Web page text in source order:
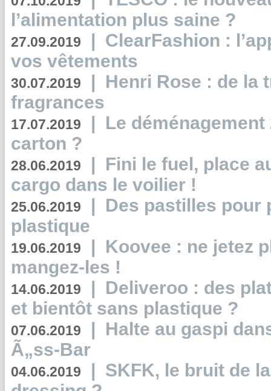
l’alimentation plus saine ?
27.09.2019 | ClearFashion :
vos vêtements
30.07.2019 | Henri Rose : de la
fragrances
17.07.2019 | Le
carton ?
28.06.2019 | Fini le fuel, place
cargo dans le voilier !
25.06.2019 | Des pastilles pour
plastique
19.06.2019 | Koovee : ne jetez
mangez-les !
14.06.2019 | Deliveroo : des
et bientôt sans plastique ?
07.06.2019 | Halte au gaspi
Ã„ss-Bar
04.06.2019 | SKFK, le bruit de